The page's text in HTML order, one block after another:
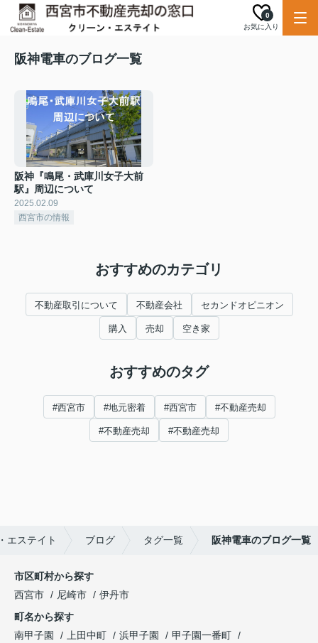
お気に入り
0
阪神電車のブログ一覧
阪神『鳴尾・武庫川女子大前
駅』周辺について
2025.02.09
西宮市の情報
おすすめのカテゴリ
不動産取引について 不動産会社 セカンドオピニオン
購入 売却 空き家
おすすめのタグ
#西宮市 #地元密着 #西宮市 #不動産売却
#不動産売却 #不動産売却
エステイト ブログ タグ一覧 阪神電車のブログ一覧
市区町村から探す
西宮市
尼崎市
伊丹市
町名から探す
南甲子園
上田中町 浜甲子園
甲子園一番町